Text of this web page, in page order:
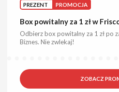
PREZENT PROMOCJA
Box powitalny za 1 zł w
Odbierz box powitalny za 1 zł po
Biznes. Nie zwlekaj!
ZOBACZ